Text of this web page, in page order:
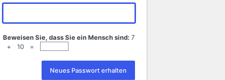
Beweisen Sie, dass Sie ein Mensch sind: 7
+ 10 =